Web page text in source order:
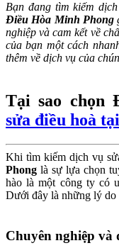
Bạn đang tìm kiếm
Điều Hòa Minh Phong
nghiệp và cam kết về
của bạn một cách
thêm về dịch vụ của
Tại sao chọn
sửa điều hoà
Khi tìm kiếm dịch vụ
Phong là sự lựa chọn
hào là một công ty có
Dưới đây là những lý do
Chuyên nghiệp và